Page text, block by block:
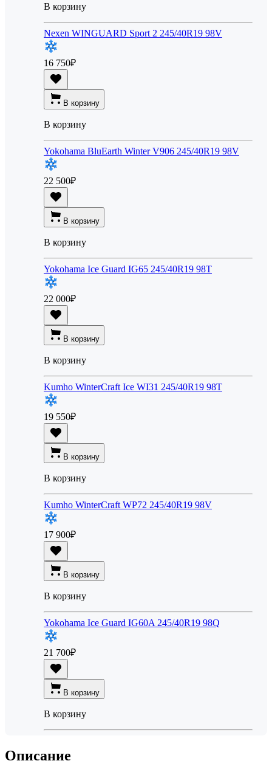
В корзину
Nexen WINGUARD Sport 2 245/40R19 98V
16 750₽
В корзину
В корзину
Yokohama BluEarth Winter V906 245/40R19 98V
22 500₽
В корзину
В корзину
Yokohama Ice Guard IG65 245/40R19 98T
22 000₽
В корзину
В корзину
Kumho WinterCraft Ice WI31 245/40R19 98T
19 550₽
В корзину
В корзину
Kumho WinterCraft WP72 245/40R19 98V
17 900₽
В корзину
В корзину
Yokohama Ice Guard IG60A 245/40R19 98Q
21 700₽
В корзину
В корзину
Описание